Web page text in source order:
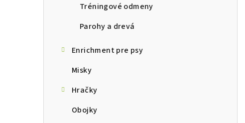
Tréningové odmeny
Parohy a drevá
Enrichment pre psy
Misky
Hračky
Obojky